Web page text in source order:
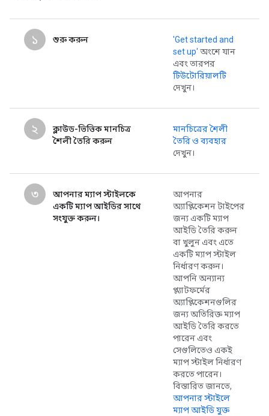
১ শুরু করুন
'Get started and
set up' অংশে যান
এবং তারপর
টিউটোরিয়ালটি
দেখুন।
২
ক্লাউড-ভিত্তিক মানচিত্র
শৈলী তৈরি করুন
মানচিত্রের শৈলী
তৈরি ও ব্যবহার
দেখুন।
৩
আপনার ম্যাপ স্টাইলকে
একটি ম্যাপ আইডির সাথে
সংযুক্ত করুন।
আপনার
অ্যাপ্লিকেশন টাইপের
জন্য একটি ম্যাপ
আইডি তৈরি করুন
বা খুলুন এবং এতে
একটি ম্যাপ স্টাইল
নির্ধারণ করুন।
আপনি অন্যান্য
প্ল্যাটফর্মের
অ্যাপ্লিকেশনগুলির
জন্য অতিরিক্ত ম্যাপ
আইডি তৈরি করতে
পারেন এবং
সেগুলিতেও একই
ম্যাপ স্টাইল নির্ধারণ
করতে পারেন।
বিস্তারিত জানতে,
আপনার স্টাইলে
ম্যাপ আইডি যুক্ত